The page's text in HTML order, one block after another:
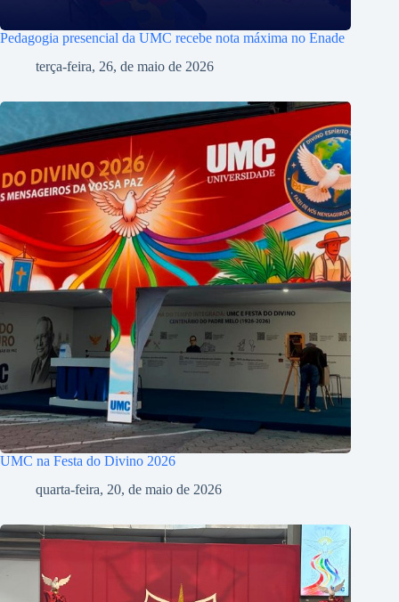
Pedagogia presencial da UMC recebe nota máxima no Enade
terça-feira, 26, de maio de 2026
UMC na Festa do Divino 2026
quarta-feira, 20, de maio de 2026